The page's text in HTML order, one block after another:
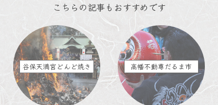
こちらの記事もおすすめです
谷保天満宮どんど焼き 高幡不動尊だるま市